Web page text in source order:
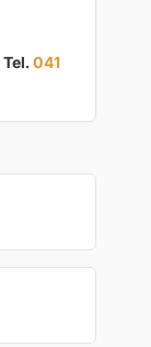
Tel. 041